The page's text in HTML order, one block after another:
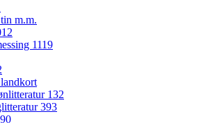
m.m.
1119
132
393